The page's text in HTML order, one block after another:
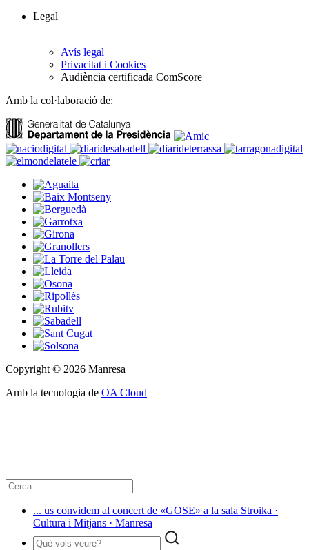
Legal
Avís legal
Privacitat i Cookies
Audiència certificada ComScore
Amb la col·laboració de:
Copyright © 2026 Manresa
Amb la tecnologia de OA Cloud
... us convidem al concert de «GOSE» a la sala Stroika ·
Cultura i Mitjans · Manresa